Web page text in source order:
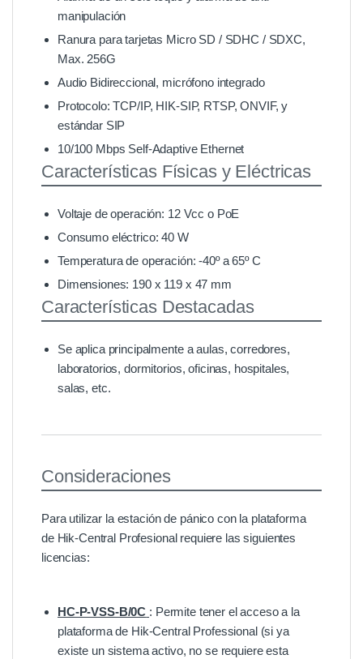
manipulación
Ranura para tarjetas Micro SD / SDHC / SDXC,
Max. 256G
Audio Bidireccional, micrófono integrado
Protocolo: TCP/IP, HIK-SIP, RTSP, ONVIF, y
estándar SIP
10/100 Mbps Self-Adaptive Ethernet
Características Físicas y Eléctricas
Voltaje de operación: 12 Vcc o PoE
Consumo eléctrico: 40 W
Temperatura de operación: -40º a 65º C
Dimensiones: 190 x 119 x 47 mm
Características Destacadas
Se aplica principalmente a aulas, corredores,
laboratorios, dormitorios, oficinas, hospitales,
salas, etc.
Consideraciones
Para utilizar la estación de pánico con la plataforma
de Hik-Central Profesional requiere las siguientes
licencias:
HC-P-VSS-B/0C : Permite tener el acceso a la
plataforma de Hik-Central Professional (si ya
existe un sistema activo, no se requiere esta